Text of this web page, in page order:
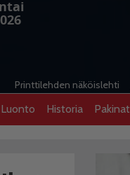
Printtilehden näköislehti
Luonto Historia Pakinat